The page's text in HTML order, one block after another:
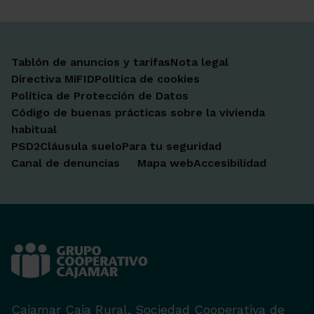
Tablón de anuncios y tarifasNota legal
Directiva MiFIDPolítica de cookies
Política de Protección de Datos
Código de buenas prácticas sobre la vivienda
habitual
PSD2Cláusula sueloPara tu seguridad
Canal de denuncias
Mapa webAccesibilidad
Cajamar Caja Rural, Sociedad Cooperativa de